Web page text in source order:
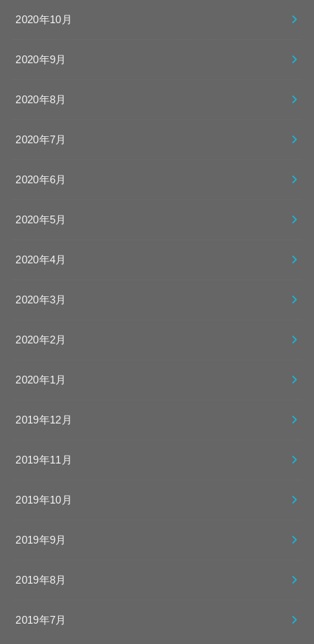
2020年10月
2020年9月
2020年8月
2020年7月
2020年6月
2020年5月
2020年4月
2020年3月
2020年2月
2020年1月
2019年12月
2019年11月
2019年10月
2019年9月
2019年8月
2019年7月